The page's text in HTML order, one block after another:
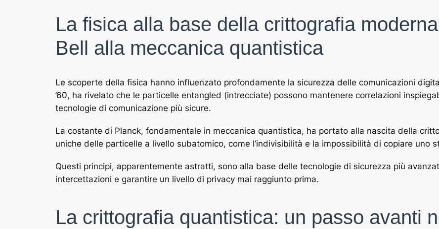
La fisica alla base della crittografia
Bell alla meccanica quantistica
Le scoperte della fisica hanno influenzato profondamente la sicurezza delle comunicazioni
’60, ha rivelato che le particelle entangled (intrecciate) possono mantenere correlazioni
tecnologie di comunicazione più sicure.
La costante di Planck, fondamentale in meccanica quantistica, ha portato alla nascita della
uniche delle particelle a livello subatomico, come l’indivisibilità e la impossibilità di copiare uno
Questi principi, apparentemente astratti, sono alla base delle tecnologie di sicurezza più
intercettazioni e garantire un livello di privacy mai raggiunto prima.
La crittografia quantistica: un passo avanti